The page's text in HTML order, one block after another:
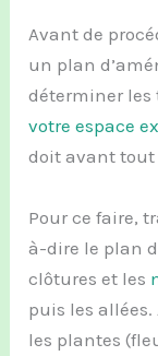
Avant de
un plan
déterminer les
votre espace
doit avant tout
Pour ce faire,
à-dire le plan
clôtures et les
puis les allées.
les plantes